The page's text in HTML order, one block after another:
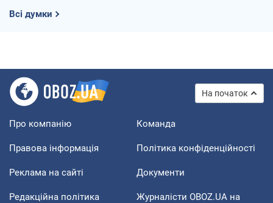
Всі думки
На початок
Про компанію Команда
Правова інформація Політика конфіденційності
Реклама на сайті Документи
Редакційна політика
Журналісти OBOZ.UA на